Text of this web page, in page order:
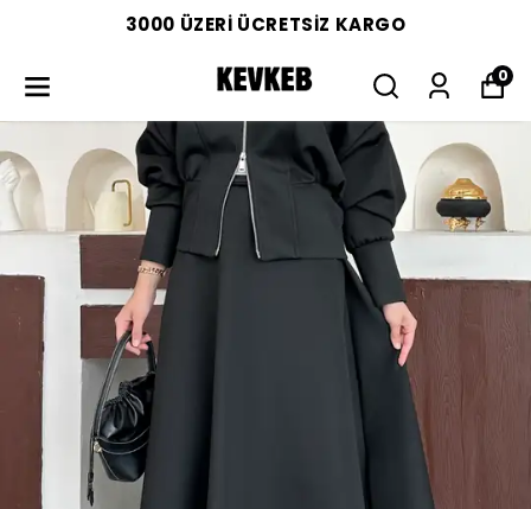
3000 ÜZERİ ÜCRETSİZ KARGO
0